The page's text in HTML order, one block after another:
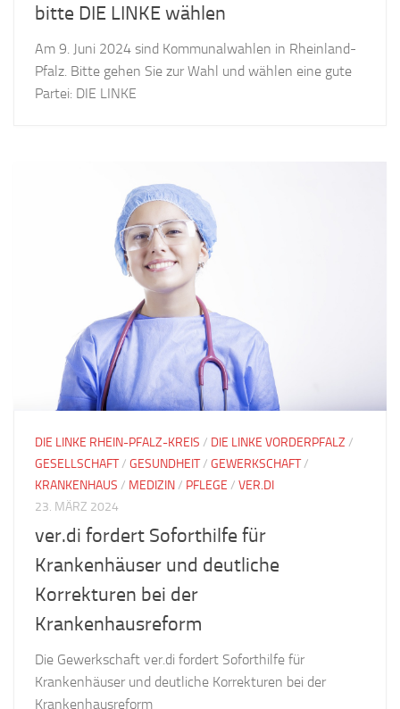
bitte DIE LINKE wählen
Am 9. Juni 2024 sind Kommunalwahlen in Rheinland-
Pfalz. Bitte gehen Sie zur Wahl und wählen eine gute
Partei: DIE LINKE
DIE LINKE RHEIN-PFALZ-KREIS / DIE LINKE VORDERPFALZ /
GESELLSCHAFT/ GESUNDHEIT/ GEWERKSCHAFT/
KRANKENHAUS / MEDIZIN/ PFLEGE / VER.DI
23. MÄRZ 2024
ver.di fordert Soforthilfe für
Krankenhäuser und deutliche
Korrekturen bei der
Krankenhausreform
Die Gewerkschaft ver.di fordert Soforthilfe für
Krankenhäuser und deutliche Korrekturen bei der
Krankenhausreform